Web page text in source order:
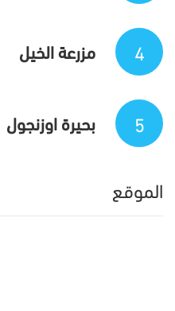
4 مزرعة الخيل
5 بحيرة اوزنجول
الموقع